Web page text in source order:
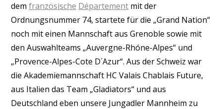
demfranzösische Département mit der
Ordnungsnummer 74, startete für die „Grand Nation“
noch mit einen Mannschaft aus Grenoble sowie mit
den Auswahlteams „Auvergne-Rhóne-Alpes“ und
„Provence-Alpes-Cote D´Azur“. Aus der Schweiz war
die Akademiemannschaft HC Valais Chablais Future,
aus Italien das Team „Gladiators“ und aus
Deutschland eben unsere Jungadler Mannheim zu